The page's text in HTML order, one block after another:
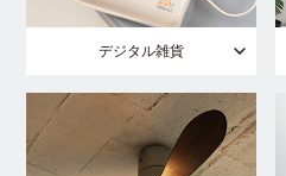
デジタル雑貨